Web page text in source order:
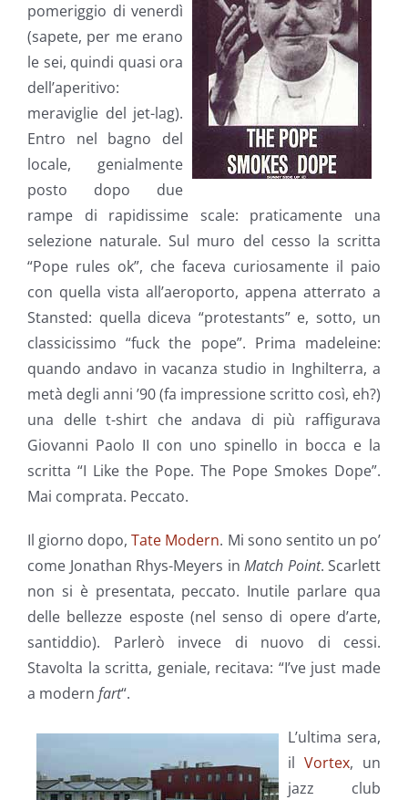
pomeriggio di venerdì
(sapete, per me erano
le sei, quindi quasi ora
dell’aperitivo:
meraviglie del jet-lag).
Entro nel bagno del
locale, genialmente
posto dopo due
rampe di rapidissime scale: praticamente una
selezione naturale. Sul muro del cesso la scritta
“Pope rules ok”, che faceva curiosamente il paio
con quella vista all’aeroporto, appena atterrato a
Stansted: quella diceva “protestants” e, sotto, un
classicissimo “fuck the pope”. Prima madeleine:
quando andavo in vacanza studio in Inghilterra, a
metà degli anni ’90 (fa impressione scritto così, eh?)
una delle t-shirt che andava di più raffigurava
Giovanni Paolo II con uno spinello in bocca e la
scritta “I Like the Pope. The Pope Smokes Dope”.
Mai comprata. Peccato.
Il giorno dopo,Tate Modern. Mi sono sentito un po’
come Jonathan Rhys-Meyers in Match Point. Scarlett
non si è presentata, peccato. Inutile parlare qua
delle bellezze esposte (nel senso di opere d’arte,
santiddio). Parlerò invece di nuovo di cessi.
Stavolta la scritta, geniale, recitava: “I’ve just made
a modern fart“.
L’ultima sera,
il Vortex, un
jazz club